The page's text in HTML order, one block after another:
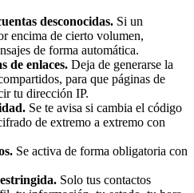
desconocidas. Si un
encima de cierto volumen,
de forma automática.
de enlaces. Deja de generarse la
para que páginas de
tu dirección IP.
Se te avisa si cambia el código
de extremo a extremo con
Se activa de forma obligatoria con
Solo tus contactos